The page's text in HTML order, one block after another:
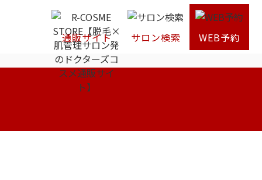
通販サイト サロン検索 WEB予約